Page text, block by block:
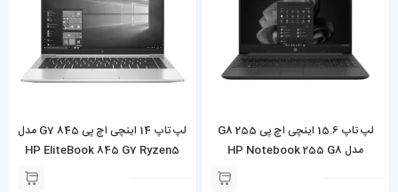
لپ تاپ 15.6 اینچی اچ پی 255 G8
مدل HP Notebook 255 G8
Ryzen 5 5500U 8GB 256GB SSD
لپ تاپ 14 اینچی اچ پی 845 G7 مدل
HP EliteBook 845 G7 Ryzen5
Pro 4650U 16GB 256GB SSD